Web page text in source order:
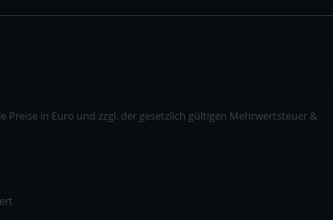
in Euro und zzgl. der gesetzlich gültigen Mehrwertsteuer &